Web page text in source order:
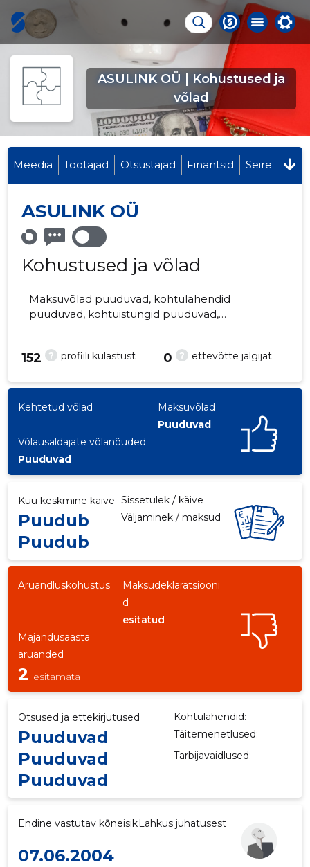
ASULINK OÜ | Kohustused ja
võlad
Meedia Töötajad Otsustajad Finantsid Seire
ASULINK OÜ
Kohustused ja võlad
Maksuvõlad puuduvad, kohtulahendid
puuduvad, kohtuistungid puuduvad,
? profiili külastust
152 ? ettevõtte jälgijat
0
Kehtetud võlad
Maksuvõlad
Puuduvad
Võlausaldajate võlanõuded
Puuduvad
Kuu keskmine käive Sissetulek / käive
Puudub Väljaminek / maksud
Puudub
Aruandluskohustus
Maksudeklaratsiooni
d
esitatud
Majandusaasta
aruanded
2 esitamata
Otsused ja ettekirjutused Kohtulahendid:
Puuduvad Täitemenetlused:
Puuduvad Tarbijavaidlused:
Puuduvad
Endine vastutav kõneisik Lahkus juhatusest
07.06.2004